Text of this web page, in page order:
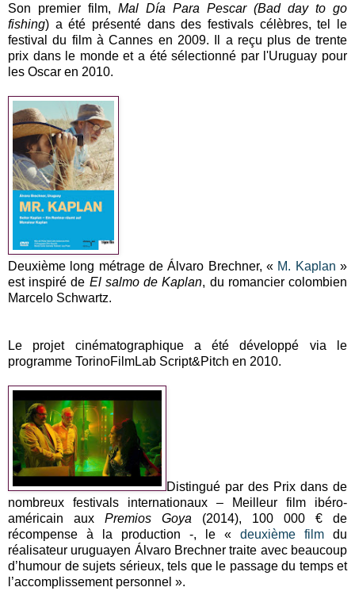
Son premier film, Mal Día Para Pescar (Bad day to go
fishing) a été présenté dans des festivals célèbres, tel le
festival du film à Cannes en 2009. Il a reçu plus de trente
prix dans le monde et a été sélectionné par l'Uruguay pour
les Oscar en 2010.
Deuxième long métrage de Álvaro Brechner, « M. Kaplan »
est inspiré de El salmo de Kaplan, du romancier colombien
Marcelo Schwartz.
Le projet cinématographique a été développé via le
programme TorinoFilmLab Script&Pitch en 2010.
Distingué par des Prix dans de
nombreux festivals internationaux – Meilleur film ibéro-
américain aux Premios Goya (2014), 100 000 € de
récompense à la production -, le « deuxième film du
réalisateur uruguayen Álvaro Brechner traite avec beaucoup
d’humour de sujets sérieux, tels que le passage du temps et
l’accomplissement personnel ».